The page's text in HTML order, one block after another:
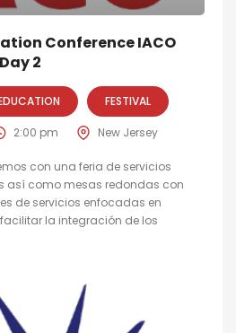
Conference IACO
2
FESTIVAL
2:00 pm New Jersey
con una feria de servicios
así como mesas redondas con
de servicios enfocadas en
la integración de los